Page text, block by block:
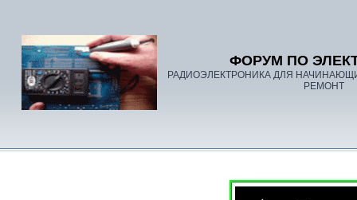
ФОРУМ ПО
РАДИОЭЛЕКТРОНИКА ДЛЯ
РЕМОНТ